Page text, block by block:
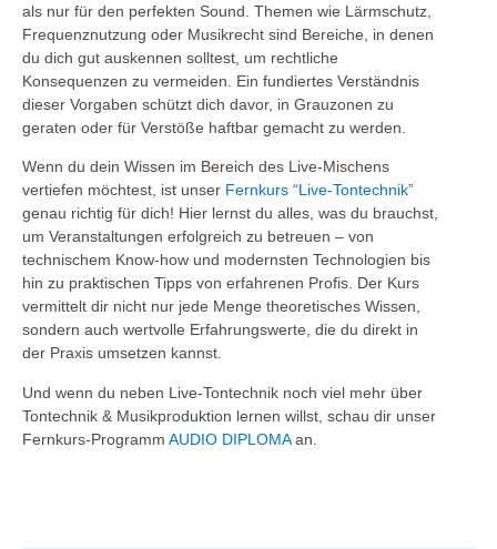
als nur für den perfekten Sound. Themen wie Lärmschutz,
Frequenznutzung oder Musikrecht sind Bereiche, in denen
du dich gut auskennen solltest, um rechtliche
Konsequenzen zu vermeiden. Ein fundiertes Verständnis
dieser Vorgaben schützt dich davor, in Grauzonen zu
geraten oder für Verstöße haftbar gemacht zu werden.
Wenn du dein Wissen im Bereich des Live-Mischens
vertiefen möchtest, ist unser Fernkurs “Live-Tontechnik”
genau richtig für dich! Hier lernst du alles, was du brauchst,
um Veranstaltungen erfolgreich zu betreuen – von
technischem Know-how und modernsten Technologien bis
hin zu praktischen Tipps von erfahrenen Profis. Der Kurs
vermittelt dir nicht nur jede Menge theoretisches Wissen,
sondern auch wertvolle Erfahrungswerte, die du direkt in
der Praxis umsetzen kannst.
Und wenn du neben Live-Tontechnik noch viel mehr über
Tontechnik & Musikproduktion lernen willst, schau dir unser
Fernkurs-Programm AUDIO DIPLOMAan.